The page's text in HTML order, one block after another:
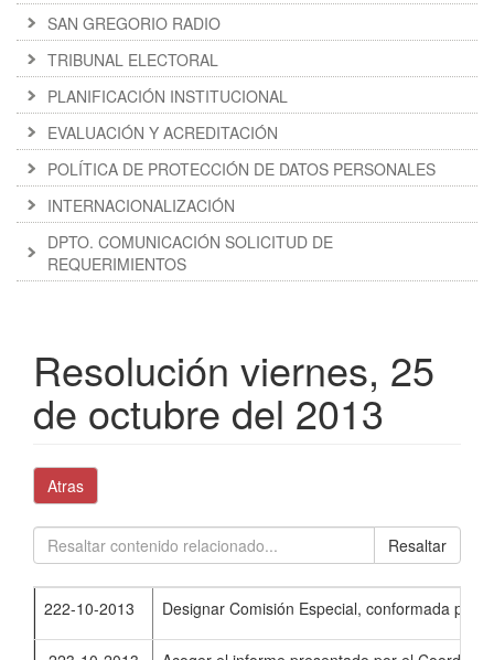
SAN GREGORIO RADIO
TRIBUNAL ELECTORAL
PLANIFICACIÓN INSTITUCIONAL
EVALUACIÓN Y ACREDITACIÓN
POLÍTICA DE PROTECCIÓN DE DATOS PERSONALES
INTERNACIONALIZACIÓN
DPTO. COMUNICACIÓN SOLICITUD DE
REQUERIMIENTOS
Resolución viernes, 25
de octubre del 2013
Atras
Resaltar
222-10-2013 Designar Comisión Especial, conformada por